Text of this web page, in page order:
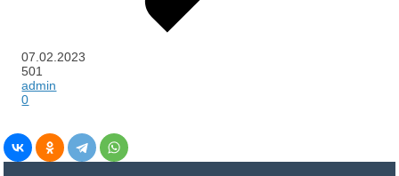
07.02.2023
501
admin
0